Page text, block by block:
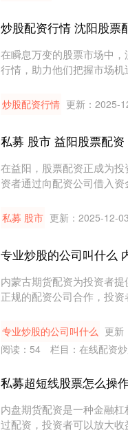
炒股配资行情 沈阳股票
在瞬息万变的股票市场中
行情，助力他们把握市场
炒股配资行情 更新：2025-
私募 股市 益阳股票配
在益阳，股票配资正成为
资者通过向配资公司借入
私募 股市 更新：2025-12-03
专业炒股的公司叫什么
内蒙古期货配资为投资者
正规的配资公司合作，投
专业炒股的公司叫什么 更新
阅读： 54 栏目： 在线配资
私募超短线股票怎么操
内盘期货配资是一种金融
过配资，投资者可以放大